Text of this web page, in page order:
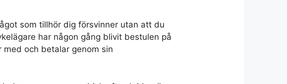
som tillhör dig försvinner utan att du
har någon gång blivit bestulen på
och betalar genom sin